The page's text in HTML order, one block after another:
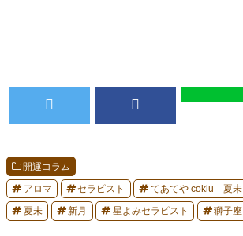
開運コラム
アロマ セラピスト てあてや cokiu 夏未
夏未 新月 星よみセラピスト 獅子座